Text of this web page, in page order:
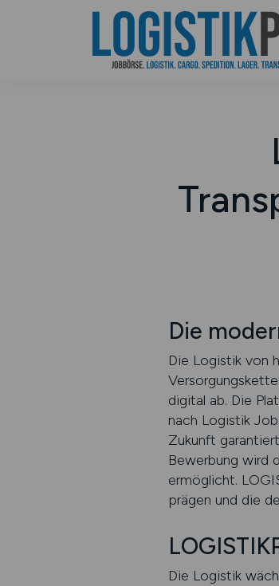
Die
Die Logistik von
digital ab. Die
nach Logistik
Zukunft
Bewerbung wird
ermöglicht.
prägen und die
Die Logistik